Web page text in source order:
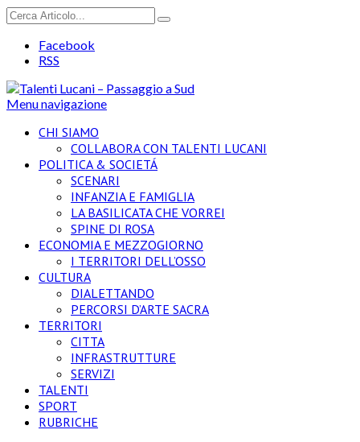
Facebook
RSS
Menu navigazione
CHI SIAMO
COLLABORA CON TALENTI LUCANI
POLITICA & SOCIETÁ
SCENARI
INFANZIA E FAMIGLIA
LA BASILICATA CHE VORREI
SPINE DI ROSA
ECONOMIA E MEZZOGIORNO
I TERRITORI DELL’OSSO
CULTURA
DIALETTANDO
PERCORSI D’ARTE SACRA
TERRITORI
CITTA
INFRASTRUTTURE
SERVIZI
TALENTI
SPORT
RUBRICHE